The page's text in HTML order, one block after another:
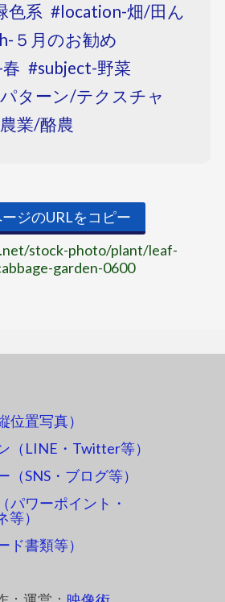
色系
location-畑/田ん
５月のお勧め
subject-野菜
ターン/テクスチャ
業/酪農
ジのURLをコピー
stock-photo/plant/leaf-
garden-0600
位置写真）
（LINE・Twitter等）
（SNS・ブログ等）
パワーポイント・
等）
ド書類等）